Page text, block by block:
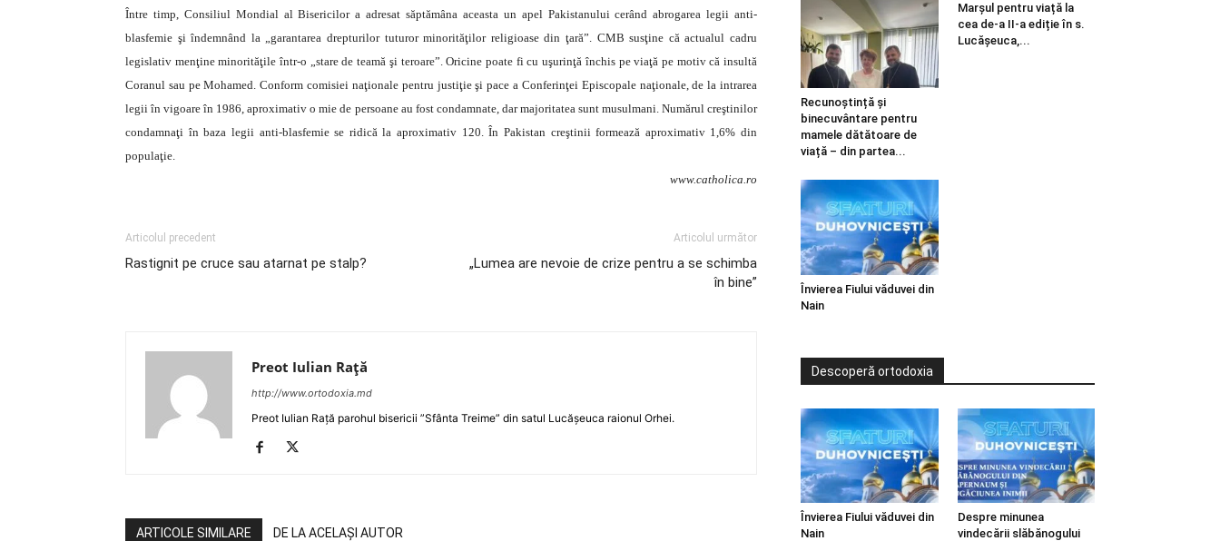
Între timp, Consiliul Mondial al Bisericilor a adresat săptămâna aceasta un apel Pakistanului cerând abrogarea legii anti-
blasfemie şi îndemnând la „garantarea drepturilor tuturor minorităţilor religioase din ţară”. CMB susţine că actualul cadru
legislativ menţine minorităţile într-o „stare de teamă şi teroare”. Oricine poate fi cu uşurinţă închis pe viaţă pe motiv că insultă
Coranul sau pe Mohamed. Conform comisiei naţionale pentru justiţie şi pace a Conferinţei Episcopale naţionale, de la intrarea
legii în vigoare în 1986, aproximativ o mie de persoane au fost condamnate, dar majoritatea sunt musulmani. Numărul creştinilor
condamnaţi în baza legii anti-blasfemie se ridică la aproximativ 120. În Pakistan creştinii formează aproximativ 1,6% din
populaţie.
www.catholica.ro
Articolul precedent
Rastignit pe cruce sau atarnat pe stalp?
Articolul următor
„Lumea are nevoie de crize pentru a se schimba
în bine”
Preot Iulian Raţă
http://www.ortodoxia.md
Preot Iulian Rață parohul bisericii ”Sfânta Treime” din satul Lucășeuca raionul Orhei.
ARTICOLE SIMILARE DE LA ACELAȘI AUTOR
Recunoștință și
binecuvântare pentru
mamele dătătoare de
viață – din partea...
Marșul pentru viață la
cea de-a II-a ediție în s.
Lucășeuca,...
Învierea Fiului văduvei din
Nain
Descoperă ortodoxia
Învierea Fiului văduvei din
Nain
Despre minunea
vindecării slăbănogului